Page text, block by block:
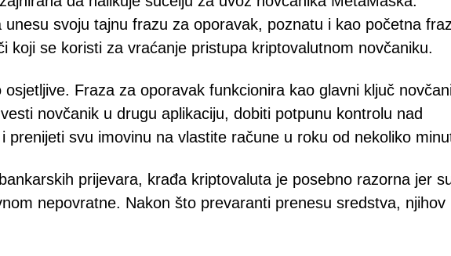
unesu svoju tajnu frazu za oporavak, poznatu i kao početna
koji se koristi za vraćanje pristupa kriptovalutnom novčaniku.
Fraza za oporavak funkcionira kao glavni ključ
novčanik u drugu aplikaciju, dobiti potpunu kontrolu nad
prenijeti svu imovinu na vlastite račune u roku od nekoliko
prijevara, krađa kriptovaluta je posebno razorna jer
nepovratne. Nakon što prevaranti prenesu sredstva, njihov